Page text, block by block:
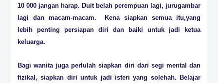
10 000 jangan harap. Duit belah perempuan lagi, jurugambar
lagi dan macam-macam. Kena siapkan semua itu,yang
lebih penting persiapan diri dan baiki untuk jadi ketua
keluarga.
Bagi wanita juga perlulah siapkan diri dari segi mental dan
fizikal, siapkan diri untuk jadi isteri yang solehah. Belajar